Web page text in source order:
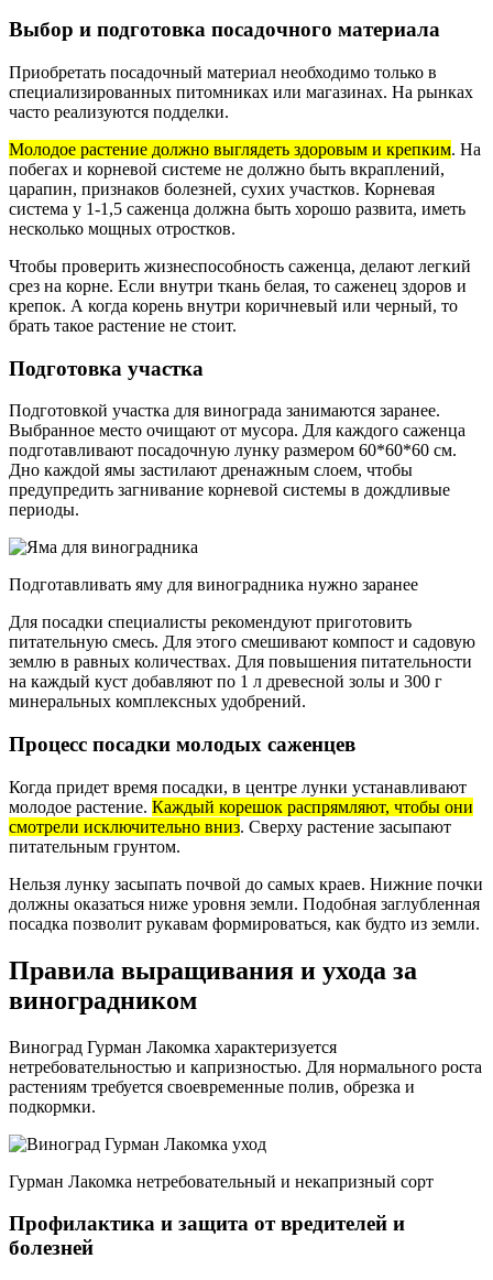
Выбор и подготовка посадочного материала
Приобретать посадочный материал необходимо только в
специализированных питомниках или магазинах. На рынках
часто реализуются подделки.
Молодое растение должно выглядеть здоровым и крепким. На
побегах и корневой системе не должно быть вкраплений,
царапин, признаков болезней, сухих участков. Корневая
система у 1-1,5 саженца должна быть хорошо развита, иметь
несколько мощных отростков.
Чтобы проверить жизнеспособность саженца, делают легкий
срез на корне. Если внутри ткань белая, то саженец здоров и
крепок. А когда корень внутри коричневый или черный, то
брать такое растение не стоит.
Подготовка участка
Подготовкой участка для винограда занимаются заранее.
Выбранное место очищают от мусора. Для каждого саженца
подготавливают посадочную лунку размером 60*60*60 см.
Дно каждой ямы застилают дренажным слоем, чтобы
предупредить загнивание корневой системы в дождливые
периоды.
Подготавливать яму для виноградника нужно заранее
Для посадки специалисты рекомендуют приготовить
питательную смесь. Для этого смешивают компост и садовую
землю в равных количествах. Для повышения питательности
на каждый куст добавляют по 1 л древесной золы и 300 г
минеральных комплексных удобрений.
Процесс посадки молодых саженцев
Когда придет время посадки, в центре лунки устанавливают
молодое растение. Каждый корешок распрямляют, чтобы они
смотрели исключительно вниз. Сверху растение засыпают
питательным грунтом.
Нельзя лунку засыпать почвой до самых краев. Нижние почки
должны оказаться ниже уровня земли. Подобная заглубленная
посадка позволит рукавам формироваться, как будто из земли.
Правила выращивания и ухода за
виноградником
Виноград Гурман Лакомка характеризуется
нетребовательностью и капризностью. Для нормального роста
растениям требуется своевременные полив, обрезка и
подкормки.
Гурман Лакомка нетребовательный и некапризный сорт
Профилактика и защита от вредителей и
болезней